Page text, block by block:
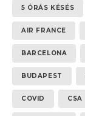
5 ÓRÁS KÉSÉS
AIR FRANCE
BARCELONA
BUDAPEST
COVID CSA